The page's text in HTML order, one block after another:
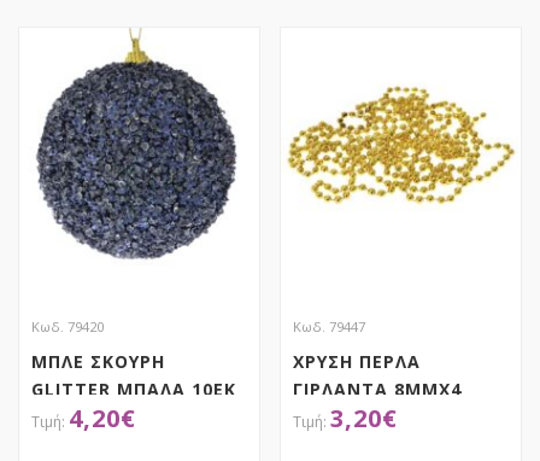
Κωδ. 79420
ΜΠΛΕ ΣΚΟΥΡΗ
GLITTER ΜΠΑΛΑ 10ΕΚ
ΣΕΤ 44,20€
Κωδ. 79447
ΧΡΥΣΗ ΠΕΡΛΑ
ΓΙΡΛΑΝΤΑ 8ΜΜΧ4
ΜΕΤΡΑ
3,20€